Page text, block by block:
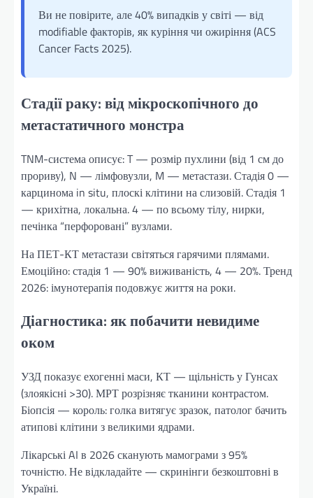
Ви не повірите, але 40% випадків у світі — від
modifiable факторів, як куріння чи ожиріння (ACS
Cancer Facts 2025).
Стадії раку: від мікроскопічного до
метастатичного монстра
TNM-система описує: T — розмір пухлини (від 1 см до
прориву), N — лімфовузли, M — метастази. Стадія 0 —
карцинома in situ, плоскі клітини на слизовій. Стадія 1
— крихітна, локальна. 4 — по всьому тілу, нирки,
печінка “перфоровані” вузлами.
На ПЕТ-КТ метастази світяться гарячими плямами.
Емоційно: стадія 1 — 90% виживаність, 4 — 20%. Тренд
2026: імунотерапія подовжує життя на роки.
Діагностика: як побачити невидиме
оком
УЗД показує ехогенні маси, КТ — щільність у Гунсах
(злоякісні >30). МРТ розрізняє тканини контрастом.
Біопсія — король: голка витягує зразок, патолог бачить
атипові клітини з великими ядрами.
Лікарські AI в 2026 сканують мамограми з 95%
точністю. Не відкладайте — скринінги безкоштовні в
Україні.